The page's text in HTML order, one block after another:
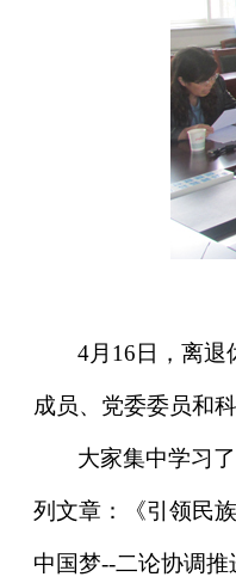
4月 16 日 ，离
成员、党委委员和
大家集中学习
列文章：《引领民
中国梦--二论协调推